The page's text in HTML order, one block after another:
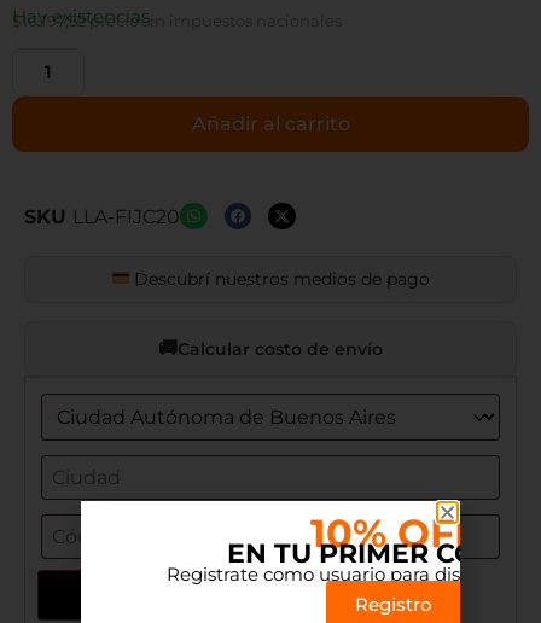
$16.197,52precio sin impuestos nacionales
Hay existencias
Añadir al carrito
SKU LLA-FIJC20
Descubrí nuestros medios de pago
Calcular costo de envío
10% OFF
EN TU PRIMER
Registrate como usuario para disfrutar el
Registro